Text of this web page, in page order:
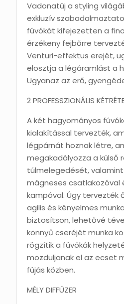
Vadonatúj a styling
exkluzív
fúvókát kifejezetten a
érzékeny fejbőrre
Venturi-effektus erejét,
elosztja a légáramlást a
Ugyanaz az erő,
2 PROFESSZIONÁLIS
A két hagyományos
kialakítással tervezték,
légpárnát hoznak létre,
megakadályozza a külső
túlmelegedését,
mágneses csatlakozóval
kampóval. Úgy tervezték
agilis és kényelmes
biztosítson, lehetővé
könnyű cseréjét munka
rögzítik a fúvókák
mozduljanak el az ecset
fújás közben.
MÉLY DIFFÚZER